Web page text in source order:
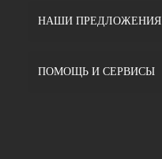
НАШИ ПРЕДЛОЖЕНИЯ
ПОМОЩЬ И СЕРВИСЫ